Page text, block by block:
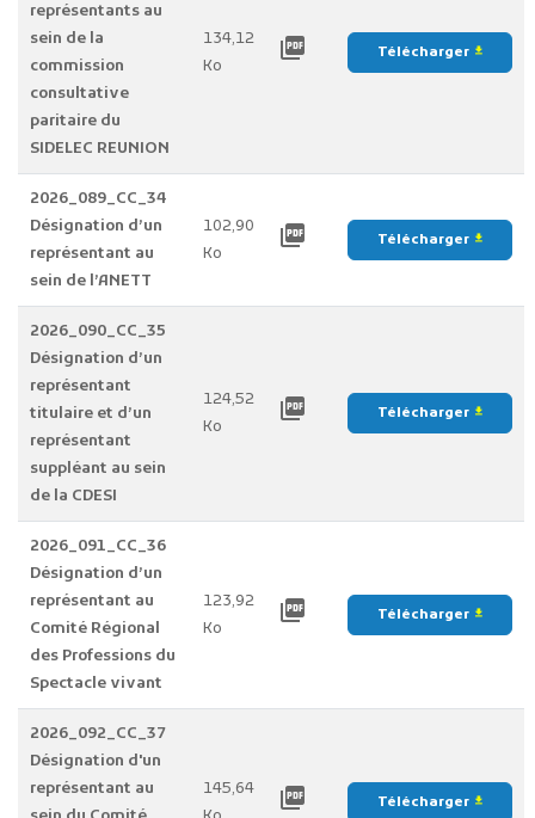
représentants au
sein de la
commission
consultative
paritaire du
SIDELEC REUNION
134,12
Ko
picture_as_pdf Télécharger file_download
2026_089_CC_34
Désignation d’un
représentant au
sein de l’ANETT
102,90
Ko
picture_as_pdf Télécharger file_download
2026_090_CC_35
Désignation d’un
représentant
titulaire et d’un
représentant
suppléant au sein
de la CDESI
124,52
Ko
picture_as_pdf Télécharger file_download
2026_091_CC_36
Désignation d’un
représentant au
Comité Régional
des Professions du
Spectacle vivant
123,92
Ko
picture_as_pdf Télécharger file_download
2026_092_CC_37
Désignation d'un
représentant au
145,64
picture_as_pdf Télécharger file_download